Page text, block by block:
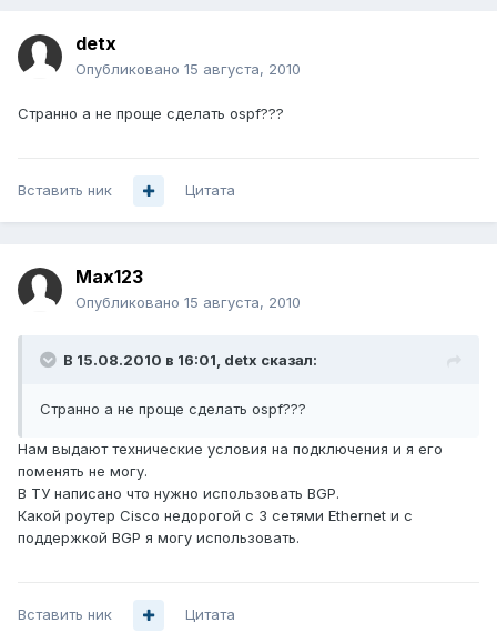
detx
Опубликовано 15 августа, 2010
Странно а не проще сделать ospf???
Вставить ник Цитата
Max123
Опубликовано 15 августа, 2010
В 15.08.2010 в 16:01, detx сказал:
Странно а не проще сделать ospf???
Нам выдают технические условия на подключения и я его
поменять не могу.
В ТУ написано что нужно использовать BGP.
Какой роутер Cisco недорогой с 3 сетями Ethernet и с
поддержкой BGP я могу использовать.
Вставить ник Цитата